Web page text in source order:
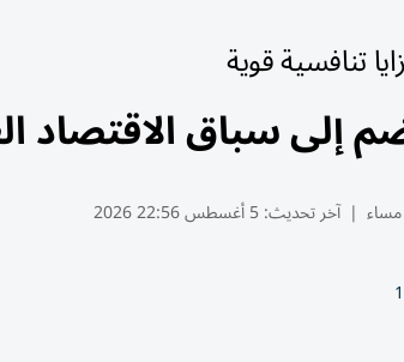
تنافسية قوية
إلى سباق الاقتصاد
| آخر تحديث:5 أغسطس 22:56 2026